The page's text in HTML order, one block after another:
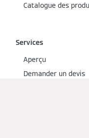
Catalogue des
Services
Aperçu
Demander un devis